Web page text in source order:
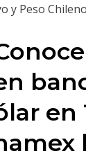
y Peso
en